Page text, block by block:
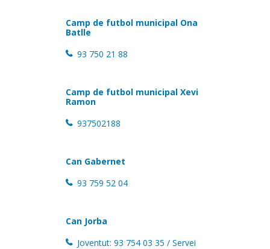
Camp de futbol municipal Ona
Batlle
93 750 21 88
Camp de futbol municipal Xevi
Ramon
937502188
Can Gabernet
93 759 52 04
Can Jorba
Joventut: 93 754 03 35 / Servei